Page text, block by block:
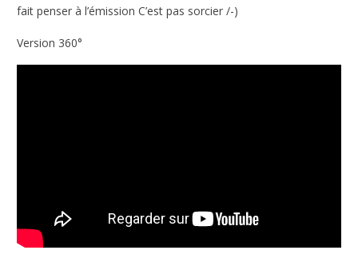
fait penser à l’émission C’est pas sorcier /-)
Version 360°